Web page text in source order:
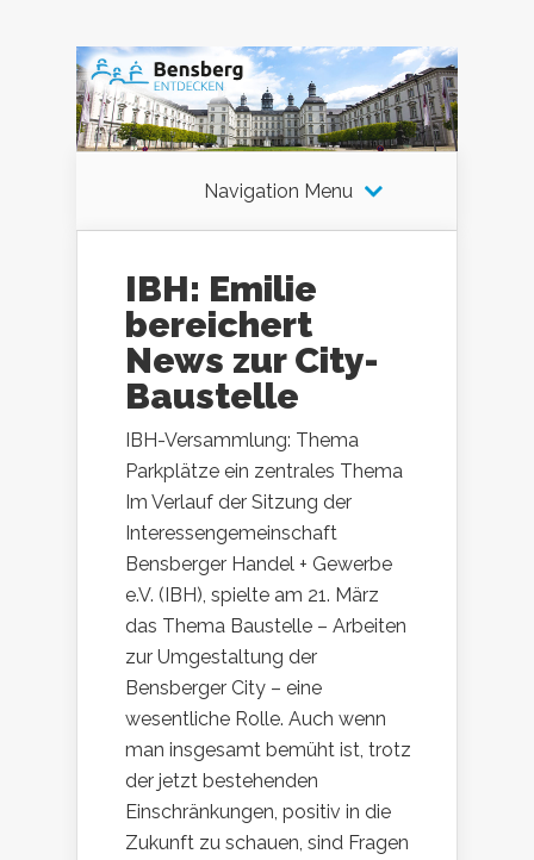
Navigation Menu
IBH: Emilie
bereichert
News zur City-
Baustelle
IBH-Versammlung: Thema
Parkplätze ein zentrales Thema
Im Verlauf der Sitzung der
Interessengemeinschaft
Bensberger Handel + Gewerbe
e.V. (IBH), spielte am 21. März
das Thema Baustelle – Arbeiten
zur Umgestaltung der
Bensberger City – eine
wesentliche Rolle. Auch wenn
man insgesamt bemüht ist, trotz
der jetzt bestehenden
Einschränkungen, positiv in die
Zukunft zu schauen, sind Fragen